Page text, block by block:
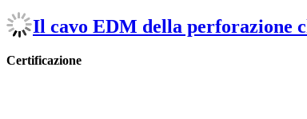
Il cavo EDM della perforazione
Certificazione